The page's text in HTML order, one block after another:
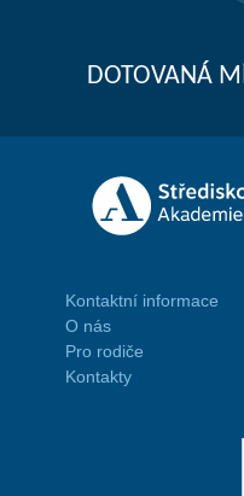
DOTOVANÁ
Kontaktní informace
O nás
Pro rodiče
Kontakty